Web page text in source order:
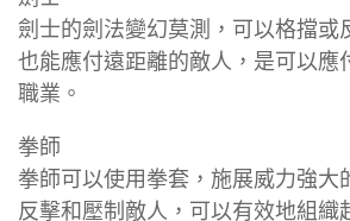
劍士的劍法變幻莫測，可以格擋或
也能應付遠距離的敵人，是可以應
職業。
拳師
拳師可以使用拳套，施展威力強大
反擊和壓制敵人，可以有效地組織